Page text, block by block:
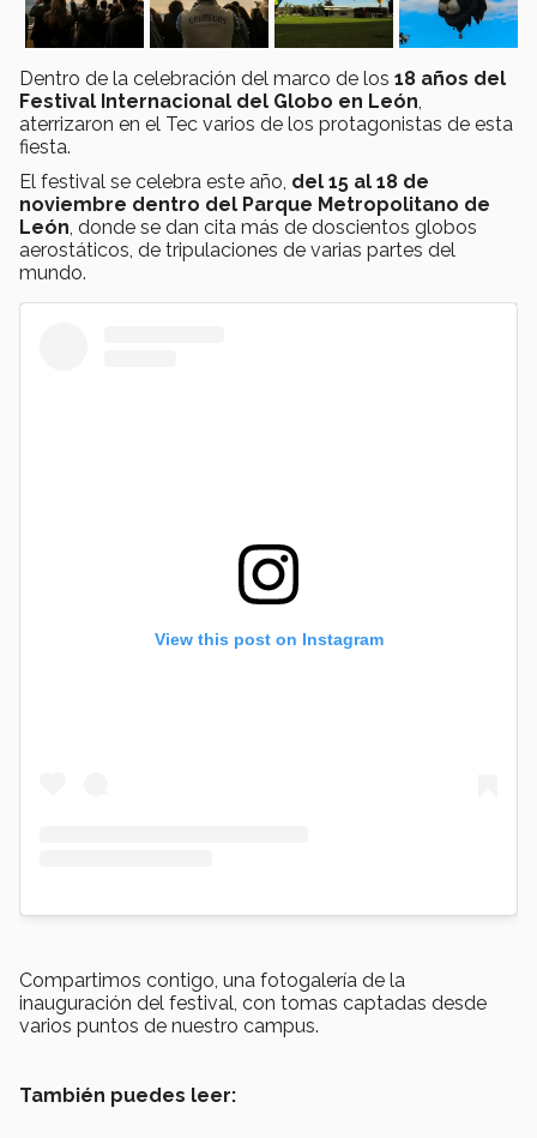
Dentro de la celebración del marco de los 18 años del
Festival Internacional del Globo en León
aterrizaron en el Tec varios de los protagonistas de esta
fiesta.
El festival se celebra este año, del 15 al 18 de
noviembre dentro del Parque Metropolitano de
León , donde se dan cita más de doscientos globos
aerostáticos, de tripulaciones de varias partes del
mundo.
View this post on Instagram
Compartimos contigo, una fotogalería de la
inauguración del festival, con tomas captadas desde
varios puntos de nuestro campus.
También puedes leer: